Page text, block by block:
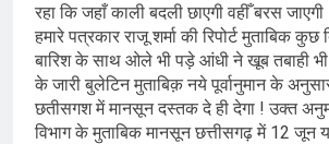
रहा कि जहाँ काली बदली छाएगी वहीँ बरस
हमारे पत्रकार राजू शर्मा की रिपोर्ट मुताबिक
बारिश के साथ ओले भी पड़े आंधी ने खूब तबाही भी
के जारी बुलेटिन मुताबिक़ नये पूर्वानुमान के
छतीसगश में मानसून दस्तक दे ही देगा ! उक्त
विभाग के मुताबिक मानसून छत्तीसगढ़ में 12 जून